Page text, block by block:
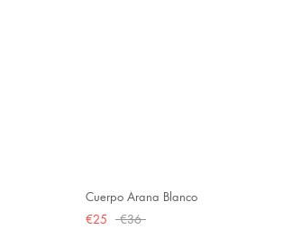
Cuerpo Arana Blanco
€25
€36